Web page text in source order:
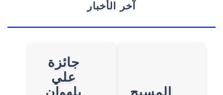
آخر الأخبار
المسبح
جائزة
علي
بلهوان